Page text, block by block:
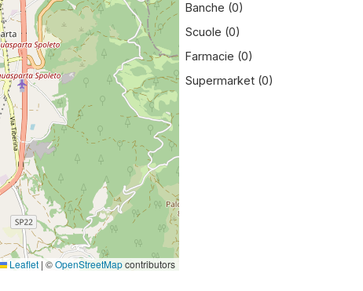
Leaflet | ©OpenStreetMapcontributors
Banche (0)
Scuole (0)
Farmacie (0)
Supermarket (0)